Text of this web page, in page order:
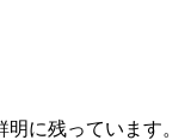
に残っています。